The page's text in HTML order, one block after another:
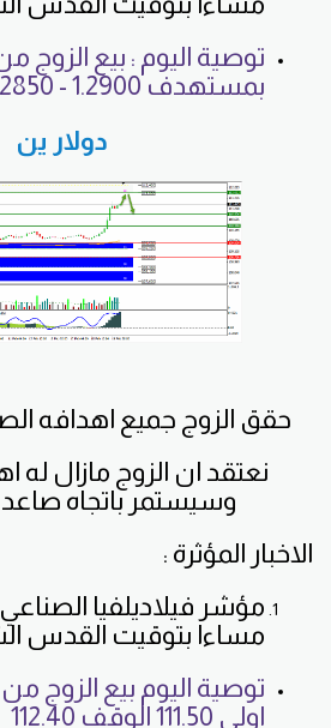
بمستهدف 1.2900 - 1.2850
دولار ين
حقق الزوج جميع اهدافه
نعتقد ان الزوج مازال له
وسيستمر باتجاه صاعد حتى
الاخبار المؤثرة :
مساءا بتوقيت القدس
اولي 111.50 الوقف 112.40